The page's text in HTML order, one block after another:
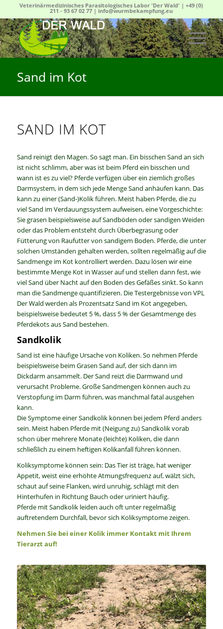
Veterinärmedizinisches Parasitologisches Labor 'Der Wald' |+49 (0)
211 - 93 67 02 77 | info@wurmbekampfung.eu
Sand im Kot
SAND IM KOT
Sand reinigt den Magen. So sagt man. Ein bisschen Sand an sich
ist nicht schlimm, aber was ist beim Pferd ein bisschen und
wann ist es zu viel? Pferde verfügen über ein ziemlich großes
Darmsystem, in dem sich jede Menge Sand anhäufen kann. Das
kann zu einer (Sand-)Kolik führen. Meist haben Pferde, die zu
viel Sand im Verdauungssystem aufweisen, eine Vorgeschichte:
Sie grasen beispielsweise auf Sandböden oder sandigen Weiden
oder das Problem entsteht durch Überbegrasung oder
Fütterung von Raufutter von sandigem Boden. Pferde, die unter
solchen Umständen gehalten werden, sollten regelmäßig auf die
Sandmenge im Kot kontrolliert werden. Dazu lösen wir eine
bestimmte Menge Kot in Wasser auf und stellen dann fest, wie
viel Sand über Nacht auf den Boden des Gefäßes sinkt. So kann
man die Sandmenge quantifizieren. Die Testergebnisse von VPL
Der Wald werden als Prozentsatz Sand im Kot angegeben,
beispielsweise bedeutet 5 %, dass 5 % der Gesamtmenge des
Pferdekots aus Sand bestehen.
Sandkolik
Sand ist eine häufige Ursache von Koliken. So nehmen Pferde
beispielsweise beim Grasen Sand auf, der sich dann im
Dickdarm ansammelt. Der Sand reizt die Darmwand und
verursacht Probleme. Große Sandmengen können auch zu
Verstopfung im Darm führen, was manchmal fatal ausgehen
kann.
Die Symptome einer Sandkolik können bei jedem Pferd anders
sein. Meist haben Pferde mit (Neigung zu) Sandkolik vorab
schon über mehrere Monate (leichte) Koliken, die dann
schließlich zu einem heftigen Kolikanfall führen können.
Koliksymptome können sein: Das Tier ist träge, hat weniger
Appetit, weist eine erhöhte Atmungsfrequenz auf, wälzt sich,
schaut auf seine Flanken, wird unruhig, schlägt mit den
Hinterhufen in Richtung Bauch oder uriniert häufig.
Pferde mit Sandkolik leiden auch oft unter regelmäßig
auftretendem Durchfall, bevor sich Koliksymptome zeigen.
Nehmen Sie bei einer Kolik immer Kontakt mit Ihrem
Tierarzt auf!